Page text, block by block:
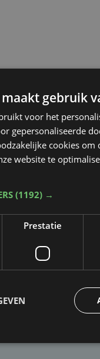
Laat
gebruik
voor het
gepersonaliseerde
cookies om
website te
(1192) →
Prestatie